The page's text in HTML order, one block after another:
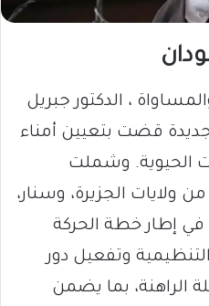
، الدكتور جبريل
جديدة قضت بتعيين أمناء
الحيوية. وشملت
ولايات الجزيرة، وسنار،
في إطار خطة الحركة
وتفعيل دور
الراهنة، بما يضمن